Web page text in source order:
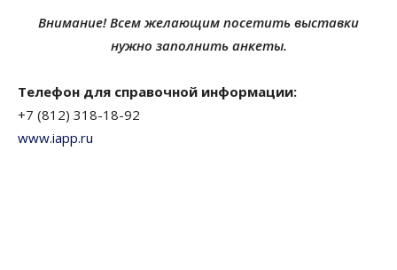
Внимание! Всем желающим посетить выставки
нужно заполнить анкеты.
Телефон для справочной информации:
+7 (812) 318-18-92
www.iapp.ru